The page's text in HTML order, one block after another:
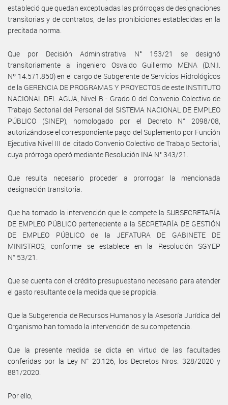
estableció que quedan exceptuadas las prórrogas de designaciones
transitorias y de contratos, de las prohibiciones establecidas en la
precitada norma.
Que por Decisión Administrativa N° 153/21 se designó
transitoriamente al ingeniero Osvaldo Guillermo MENA (D.N.I.
Nº 14.571.850) en el cargo de Subgerente de Servicios Hidrológicos
de la GERENCIA DE PROGRAMAS Y PROYECTOS de este INSTITUTO
NACIONAL DEL AGUA, Nivel B - Grado 0 del Convenio Colectivo de
Trabajo Sectorial del Personal del SISTEMA NACIONAL DE EMPLEO
PÚBLICO (SINEP), homologado por el Decreto N° 2098/08,
autorizándose el correspondiente pago del Suplemento por Función
Ejecutiva Nivel III del citado Convenio Colectivo de Trabajo Sectorial,
cuya prórroga operó mediante Resolución INA N° 343/21.
Que resulta necesario proceder a prorrogar la mencionada
designación transitoria.
Que ha tomado la intervención que le compete la SUBSECRETARÍA
DE EMPLEO PÚBLICO perteneciente a la SECRETARÍA DE GESTIÓN
DE EMPLEO PÚBLICO de la JEFATURA DE GABINETE DE
MINISTROS, conforme se establece en la Resolución SGYEP
N° 53/21.
Que se cuenta con el crédito presupuestario necesario para atender
el gasto resultante de la medida que se propicia.
Que la Subgerencia de Recursos Humanos y la Asesoría Jurídica del
Organismo han tomado la intervención de su competencia.
Que la presente medida se dicta en virtud de las facultades
conferidas por la Ley N° 20.126, los Decretos Nros. 328/2020 y
881/2020.
Por ello,